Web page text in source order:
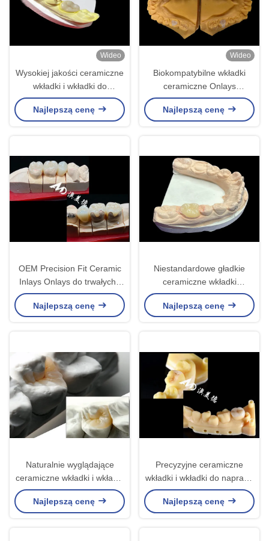
Wideo
Wysokiej jakości ceramiczne
wkładki i wkładki do
bezszwedzego i trwałego
odbudowywania zębów
Najlepszą cenę
Wideo
Biokompatybilne wkładki
ceramiczne Onlays
Bezszwedzka restauracja
zębów z odpornością na
Najlepszą cenę
OEM Precision Fit Ceramic
Inlays Onlays do trwałych i
naturalnie wyglądających
restauracji zębów o wyższej
Najlepszą cenę
Niestandardowe gładkie
ceramiczne wkładki
dentystyczne do barwienia
odporne na barwienie
Najlepszą cenę
Naturalnie wyglądające
ceramiczne wkładki i wkładki
do precyzyjnej restauracji
zębów z naszego
Najlepszą cenę
Precyzyjne ceramiczne
wkładki i wkładki do naprawy
zębów z naturalnym
kolorem, materiałem
Najlepszą cenę